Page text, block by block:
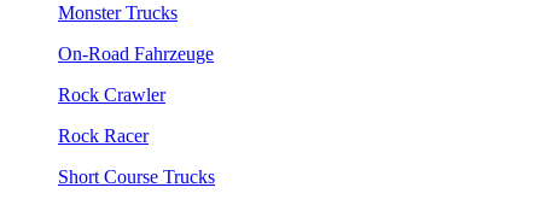
Monster Trucks
On-Road Fahrzeuge
Rock Crawler
Rock Racer
Short Course Trucks